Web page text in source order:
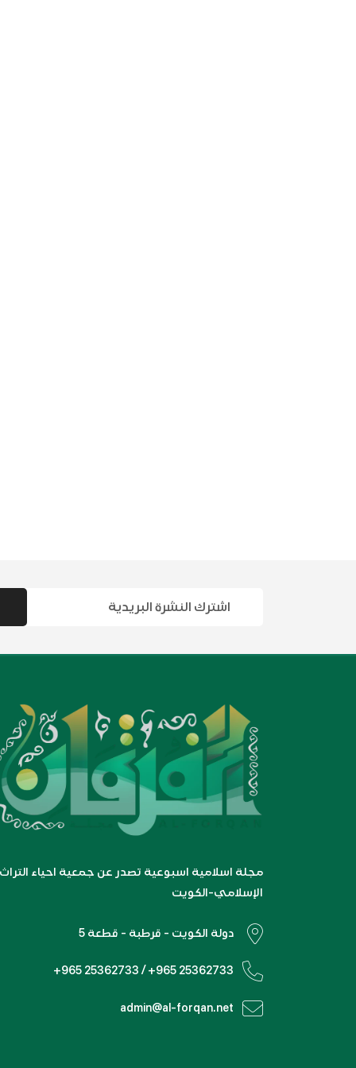
مجلة اسلامية اسبوعية تصدر عن جمعية احياء التراث
الإسلامي-الكويت
دولة الكويت - قرطبة - قطعة 5
+965 25362733 / +965 25362733
admin@al-forqan.net